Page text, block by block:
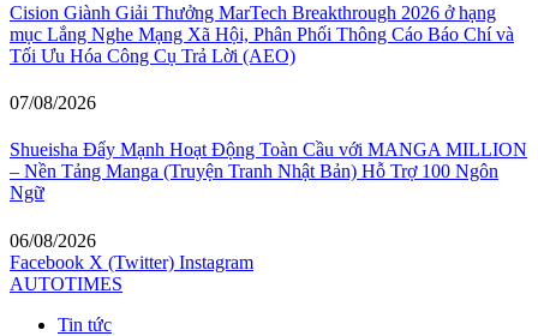
Cision Giành Giải Thưởng MarTech Breakthrough 2026 ở hạng
mục Lắng Nghe Mạng Xã Hội, Phân Phối Thông Cáo Báo Chí và
Tối Ưu Hóa Công Cụ Trả Lời (AEO)
07/08/2026
Shueisha Đẩy Mạnh Hoạt Động Toàn Cầu với MANGA MILLION
– Nền Tảng Manga (Truyện Tranh Nhật Bản) Hỗ Trợ 100 Ngôn
Ngữ
06/08/2026
Facebook X (Twitter) Instagram
AUTOTIMES
Tin tức